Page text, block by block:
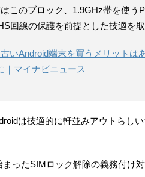
このブロック、1.9GHz帯を使う
回線の保護を前提とした技適を
いAndroid端末を買うメリットは
｜マイナビニュース
は技適的に軒並みアウトらし
ったSIMロック解除の義務付け